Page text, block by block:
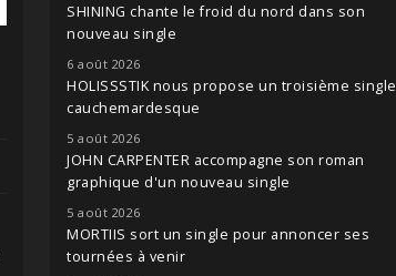
SHINING chante le froid du nord dans son
nouveau single
6 août 2026
HOLISSSTIK nous propose un troisième single
cauchemardesque
5 août 2026
JOHN CARPENTER accompagne son roman
graphique d'un nouveau single
5 août 2026
MORTIIS sort un single pour annoncer ses
tournées à venir